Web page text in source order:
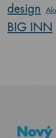
design
BIG INN